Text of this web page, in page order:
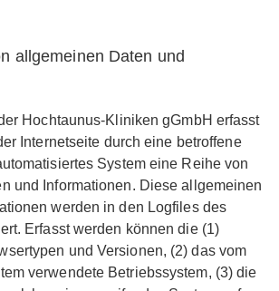
allgemeinen Daten und
Hochtaunus-Kliniken gGmbH erfasst
Internetseite durch eine betroffene
System eine Reihe von
und Informationen. Diese allgemeinen
werden in den Logfiles des
Erfasst werden können die (1)
und Versionen, (2) das vom
verwendete Betriebssystem, (3) die